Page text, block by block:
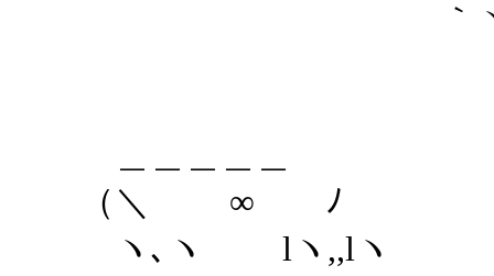
｀ヽ)__（
（＼ ∞ ﾉ
ヽ､ヽ lヽ,,lヽ